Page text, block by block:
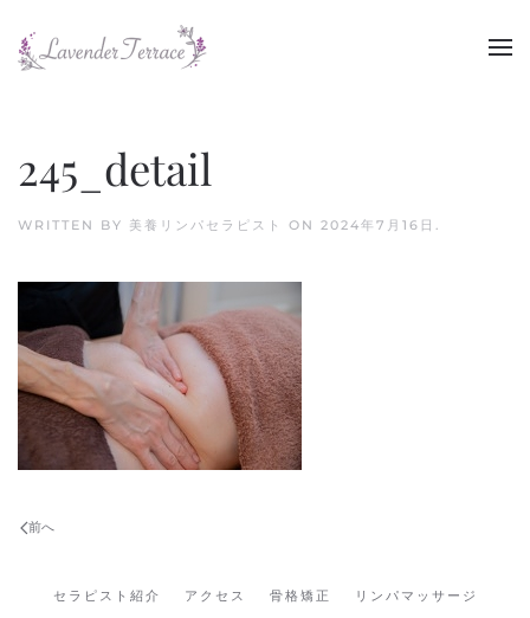
Skip to main content
245_detail
WRITTEN BY 美養リンパセラピスト ON 2024年7月16日 .
前へ
セラピスト紹介 アクセス 骨格矯正
リンパマッサージ